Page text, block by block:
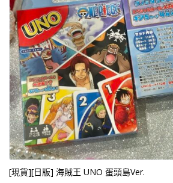
[現貨][日版] 海賊王 UNO 蛋頭島Ver.